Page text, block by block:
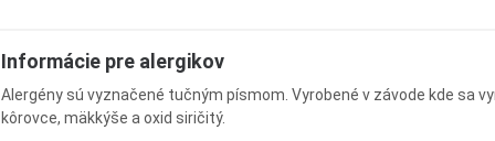
Informácie pre alergikov
Alergény sú vyznačené tučným písmom. Vyrobené v závode kde sa
kôrovce, mäkkýše a oxid siričitý.